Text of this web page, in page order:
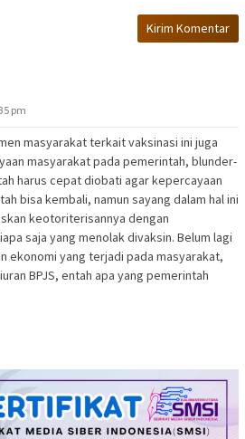
pm
masyarakat terkait vaksinasi ini juga
masyarakat pada pemerintah, blunder-
harus cepat diobati agar kepercayaan
bisa kembali, namun sayang dalam hal ini
keotoriterisannya dengan
saja yang menolak divaksin. Belum lagi
ekonomi yang terjadi pada masyarakat,
BPJS, entah apa yang pemerintah